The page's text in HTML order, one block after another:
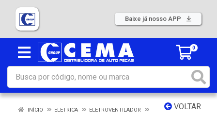
Baixe já nosso APP
0
VOLTAR
INÍCIO ELETRICA
ELETROVENTILADOR